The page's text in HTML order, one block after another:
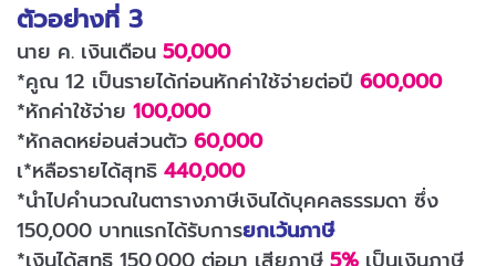
ตัวอย่างที่ 3
นาย ค. เงินเดือน 50,000
*คูณ 12 เป็นรายได้ก่อนหักค่าใช้จ่ายต่อปี 600,000
*หักค่าใช้จ่าย 100,000
*หักลดหย่อนส่วนตัว 60,000
เ*หลือรายได้สุทธิ 440,000
*นำไปคำนวณในตารางภาษีเงินได้บุคคลธรรมดา ซึ่ง
150,000 บาทแรกได้รับการยกเว้นภาษี